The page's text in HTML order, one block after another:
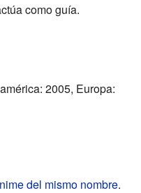
como guía.
2005, Europa:
del mismo nombre.